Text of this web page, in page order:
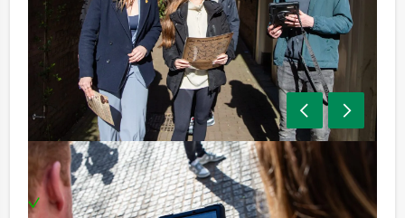
Inclusief:
Tablets